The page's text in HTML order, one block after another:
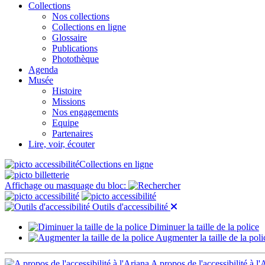
Collections
Nos collections
Collections en ligne
Glossaire
Publications
Photothèque
Agenda
Musée
Histoire
Missions
Nos engagements
Equipe
Partenaires
Lire, voir, écouter
Collections en ligne
Affichage ou masquage du bloc:
Outils d'accessibilité
Diminuer la taille de la police
Augmenter la taille de la